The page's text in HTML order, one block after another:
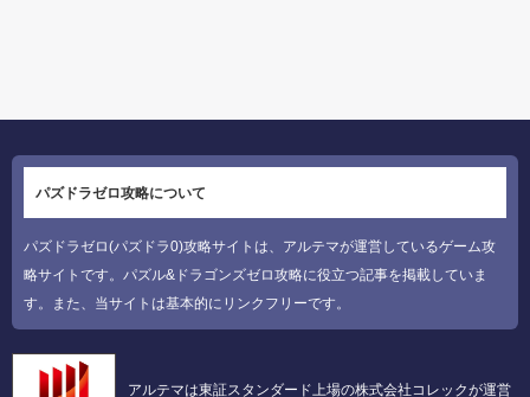
パズドラゼロ攻略について
パズドラゼロ(パズドラ0)攻略サイトは、アルテマが運営しているゲーム攻
略サイトです。パズル&ドラゴンズゼロ攻略に役立つ記事を掲載していま
す。また、当サイトは基本的にリンクフリーです。
アルテマは東証スタンダード上場の株式会社コレックが運営